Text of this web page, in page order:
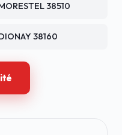
38510
38160